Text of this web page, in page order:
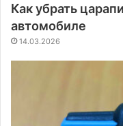
Как убрать
автомобиле
14.03.2026